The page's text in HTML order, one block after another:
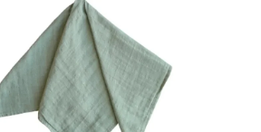
Alfabetic, de la Z-A
Preț crescător
Preț descrescător
Dată, de la vechi-nou